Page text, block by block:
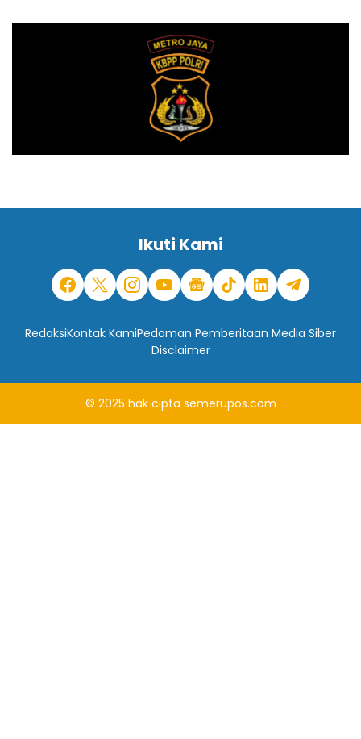
Ikuti Kami
RedaksiKontak KamiPedoman Pemberitaan Media Siber
Disclaimer
© 2025 hak cipta semerupos.com